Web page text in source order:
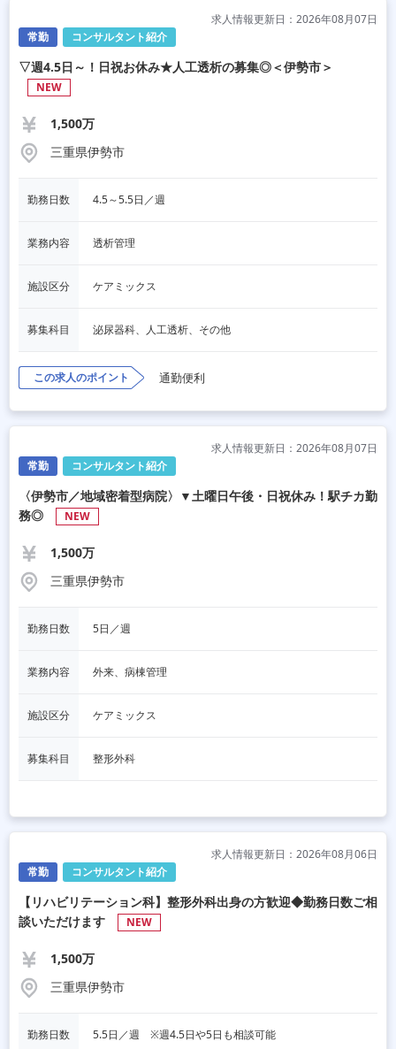
常勤 コンサルタント紹介
求人情報更新日：2026年08月07日
▽週4.5日～！日祝お休み★人工透析の募集◎＜伊勢市＞
NEW
1,500万
三重県伊勢市
勤務日数 4.5～5.5日／週
業務内容 透析管理
施設区分 ケアミックス
募集科目 泌尿器科、人工透析、その他
この求人のポイント 通勤便利
常勤 コンサルタント紹介
求人情報更新日：2026年08月07日
〈伊勢市／地域密着型病院〉▼土曜日午後・日祝休み！駅チカ勤
務◎
NEW
1,500万
三重県伊勢市
勤務日数 5日／週
業務内容 外来、病棟管理
施設区分 ケアミックス
募集科目 整形外科
常勤 コンサルタント紹介
求人情報更新日：2026年08月06日
【リハビリテーション科】整形外科出身の方歓迎◆勤務日数ご相
談いただけます
NEW
1,500万
三重県伊勢市
勤務日数 5.5日／週　※週4.5日や5日も相談可能